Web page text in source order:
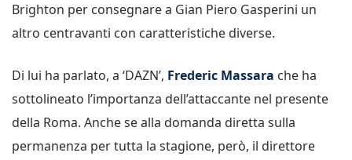
Brighton per consegnare a Gian Piero Gasperini un
altro centravanti con caratteristiche diverse.
Di lui ha parlato, a ‘DAZN’, Frederic Massara che ha
sottolineato l’importanza dell’attaccante nel presente
della Roma. Anche se alla domanda diretta sulla
permanenza per tutta la stagione, però, il direttore